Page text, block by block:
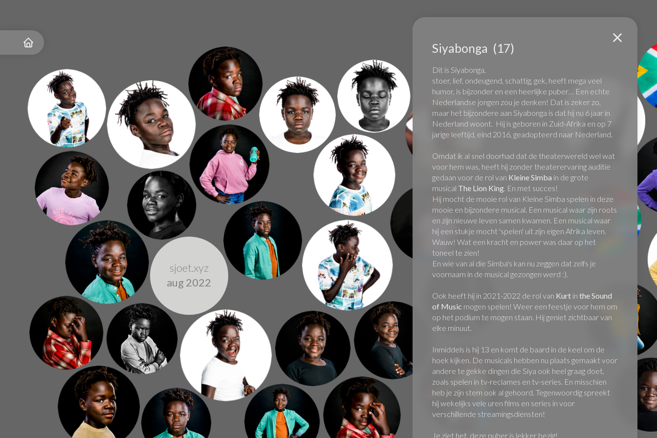
sjoet.xyz
aug 2022
Siyabonga (17)
Dit is Siyabonga,
stoer, lief, ondeugend, schattig, gek, heeft mega veel
humor, is bijzonder en een heerlijke puber… Een echte
Nederlandse jongen zou je denken! Dat is zeker zo,
maar het bijzondere aan Siyabonga is dat hij nu 6 jaar in
Nederland woont. Hij is geboren in Zuid-Afrika en op 7
jarige leeftijd, eind 2016, geadopteerd naar Nederland.
Omdat ik al snel doorhad dat de theaterwereld wel wat
voor hem was, heeft hij zonder theaterervaring auditie
gedaan voor de rol van Kleine Simba in de grote
musical The Lion King. En met succes!
Hij mocht de mooie rol van Kleine Simba spelen in deze
mooie en bijzondere musical. Een musical waar zijn roots
en zijn nieuwe leven samen kwamen. Een musical waar
hij een stukje mocht 'spelen' uit zijn eigen Afrika leven.
Wauw! Wat een kracht en power was daar op het
toneel te zien!
En wie van al die Simba's kan nu zeggen dat zelfs je
voornaam in de musical gezongen werd :).
Ook heeft hij in 2021-2022 de rol van Kurt in the Sound
of Music mogen spelen! Weer een feestje voor hem om
op het podium te mogen staan. Hij geniet zichtbaar van
elke minuut.
Inmiddels is hij 13 en komt de baard in de keel om de
hoek kijken. De musicals hebben nu plaats gemaakt voor
andere te gekke dingen die Siya ook heel graag doet,
zoals spelen in tv-reclames en tv-series. En misschien
heb je zijn stem ook al gehoord. Tegenwoordig spreekt
hij wekelijks vele uren films en series in voor
verschillende streamingsdiensten!
Je ziet het, deze puber is lekker bezig!